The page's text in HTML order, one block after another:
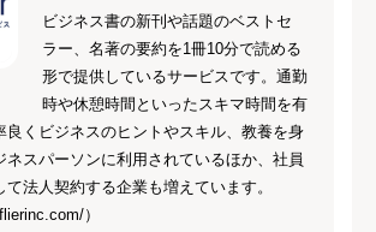
ビジネス書の新刊や話題のベストセ
ラー、名著の要約を1冊10分で読める
形で提供しているサービスです。通勤
時や休憩時間といったスキマ時間を有
良くビジネスのヒントやスキル、教養を身
ネスパーソンに利用されているほか、社員
法人契約する企業も増えています。
）